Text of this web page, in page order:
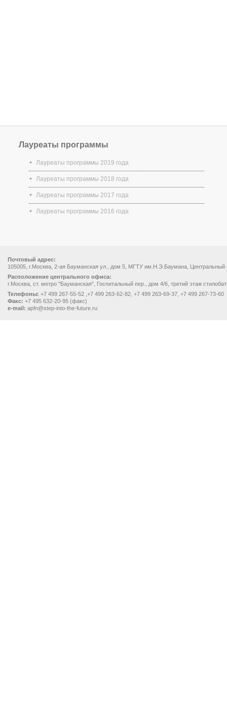
Лауреаты программы
Лауреаты программы 2019 года
Лауреаты программы 2018 года
Лауреаты программы 2017 года
Лауреаты программы 2016 года
Почтовый адрес:
105005, г.Москва, 2-ая Бауманская ул., дом 5, МГТУ им.Н.Э.Баумана, Центральный
Расположение центрального офиса:
г.Москва, ст. метро "Бауманская", Госпитальный пер., дом 4/6, третий этаж
Телефоны: +7 499 267-55-52 ,+7 499 263-62-82, +7 499 263-69-37, +7 499 267-73-60
Факс: +7 495 632-20-95 (факс)
e-mail: apfn@step-into-the-future.ru